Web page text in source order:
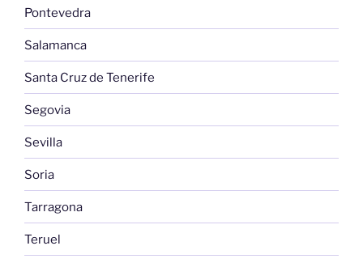
Pontevedra
Salamanca
Santa Cruz de Tenerife
Segovia
Sevilla
Soria
Tarragona
Teruel